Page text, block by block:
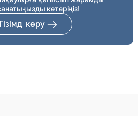
көтеріңіз!
көру